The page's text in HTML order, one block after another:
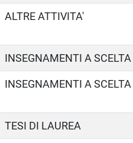
ALTRE ATTIVITA'
INSEGNAMENTI A SCELTA
INSEGNAMENTI A SCELTA
TESI DI LAUREA